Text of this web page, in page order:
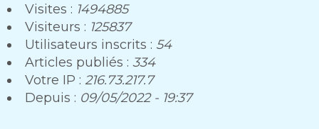
Visites : 1494885
Visiteurs : 125837
Utilisateurs inscrits : 54
Articles publiés : 334
Votre IP : 216.73.217.7
Depuis : 09/05/2022 - 19:37